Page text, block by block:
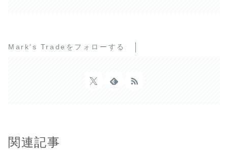
Mark's Tradeをフォローする
関連記事